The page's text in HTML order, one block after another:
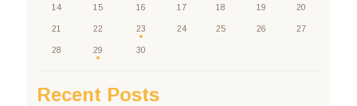
14 15 16 17 18 19 20
21 22 23 24 25 26 27
28 29 30
Recent Posts